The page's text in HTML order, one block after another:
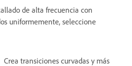
de alta frecuencia con
uniformemente, seleccione
Crea transiciones curvadas y más